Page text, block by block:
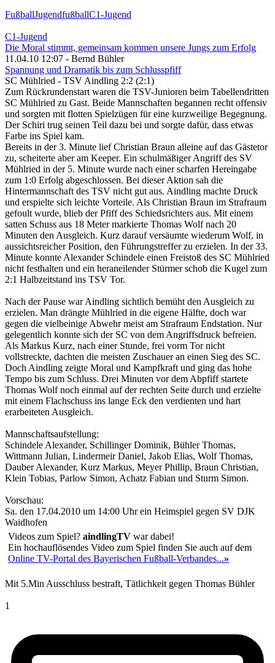
FußballJugendfußballC1-Jugend
C1-Jugend
Die Moral stimmt, gemeinsam kommen unsere Jungs zum Erfolg
11.04.10 12:07 - Bernd Bühler
Spannung und Dramatik bis zum Schlusspfiff
SC Mühlried - TSV Aindling 2:2 (2:1)
Zum Rückrundenstart waren die TSV-Junioren beim Tabellendritten
SC Mühlried zu Gast. Beide Mannschaften begannen recht offensiv
und sorgten mit flotten Spielzügen für eine kurzweilige Begegnung.
Der Schiri trug seinen Teil dazu bei und sorgte dafür, dass etwas
Farbe ins Spiel kam.
Bereits in der 3. Minute lief Christian Braun alleine auf das Gästetor
zu, scheiterte aber am Keeper. Ein schulmäßiger Angriff des SV
Mühlried in der 5. Minute wurde nach einer scharfen Hereingabe
zum 1:0 Erfolg abgeschlossen. Bei dieser Aktion sah die
Hintermannschaft des TSV nicht gut aus. Aindling machte Druck
und erspielte sich leichte Vorteile. Als Christian Braun im Strafraum
gefoult wurde, blieb der Pfiff des Schiedsrichters aus. Mit einem
satten Schuss aus 18 Meter markierte Thomas Wolf nach 20
Minuten den Ausgleich. Kurz darauf versäumte wiederum Wolf, in
aussichtsreicher Position, den Führungstreffer zu erzielen. In der 33.
Minute konnte Alexander Schindele einen Freistoß des SC Mühlried
nicht festhalten und ein heraneilender Stürmer schob die Kugel zum
2:1 Halbzeitstand ins TSV Tor.
Nach der Pause war Aindling sichtlich bemüht den Ausgleich zu
erzielen. Man drängte Mühlried in die eigene Hälfte, doch war
gegen die vielbeinige Abwehr meist am Strafraum Endstation. Nur
gelegentlich konnte sich der SC von dem Angriffsdruck befreien.
Als Markus Kurz, nach einer Stunde, frei vorm Tor nicht
vollstreckte, dachten die meisten Zuschauer an einen Sieg des SC.
Doch Aindling zeigte Moral und Kampfkraft und ging das hohe
Tempo bis zum Schluss. Drei Minuten vor dem Abpfiff startete
Thomas Wolf noch einmal auf der rechten Seite durch und erzielte
mit einem Flachschuss ins lange Eck den verdienten und hart
erarbeiteten Ausgleich.
Mannschaftsaufstellung:
Schindele Alexander, Schillinger Dominik, Bühler Thomas,
Wittmann Julian, Lindermeir Daniel, Jakob Elias, Wolf Thomas,
Dauber Alexander, Kurz Markus, Meyer Phillip, Braun Christian,
Klein Tobias, Parlow Simon, Achatz Fabian und Sturm Simon.
Vorschau:
Sa. den 17.04.2010 um 14:00 Uhr ein Heimspiel gegen SV DJK
Waidhofen
Videos zum Spiel? aindlingTV war dabei!
Ein hochauflösendes Video zum Spiel finden Sie auch auf dem
Online TV-Portal des Bayerischen Fußball-Verbandes...»
Mit 5.Min Ausschluss bestraft, Tätlichkeit gegen Thomas Bühler
1